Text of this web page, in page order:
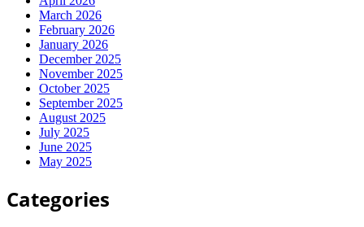
March 2026
February 2026
January 2026
December 2025
November 2025
October 2025
September 2025
August 2025
July 2025
June 2025
May 2025
Categories